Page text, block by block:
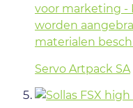
voor marketing -
worden
materialen
Servo Artpack SA